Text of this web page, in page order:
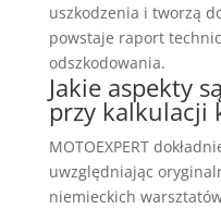
uszkodzenia i tworzą
powstaje raport
odszkodowania.
Jakie aspekty
przy kalkulacji
MOTOEXPERT
uwzględniając
niemieckich